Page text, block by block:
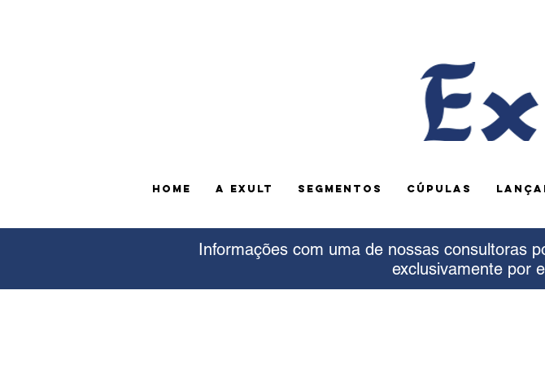
HOME A EXULT SEGMENTOS CÚPULAS
Informações com uma de nossas consultoras
exclusivamente por